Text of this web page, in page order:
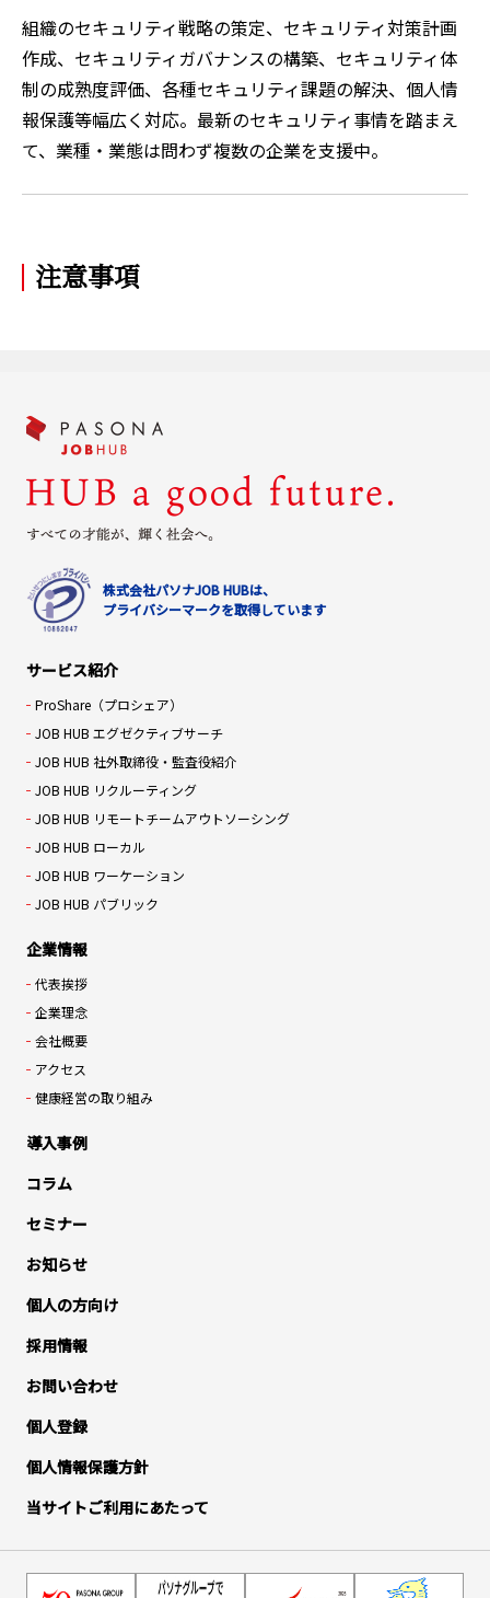
組織のセキュリティ戦略の策定、セキュリティ対策計画
作成、セキュリティガバナンスの構築、セキュリティ体
制の成熟度評価、各種セキュリティ課題の解決、個人情
報保護等幅広く対応。最新のセキュリティ事情を踏まえ
て、業種・業態は問わず複数の企業を支援中。
注意事項
株式会社パソナJOB HUBは、
プライバシーマークを取得しています
サービス紹介
ProShare（プロシェア）
JOB HUB エグゼクティブサーチ
JOB HUB 社外取締役・監査役紹介
JOB HUB リクルーティング
JOB HUB リモートチームアウトソーシング
JOB HUB ローカル
JOB HUB ワーケーション
JOB HUB パブリック
企業情報
代表挨拶
企業理念
会社概要
アクセス
健康経営の取り組み
導入事例
コラム
セミナー
お知らせ
個人の方向け
採用情報
お問い合わせ
個人登録
個人情報保護方針
当サイトご利用にあたって